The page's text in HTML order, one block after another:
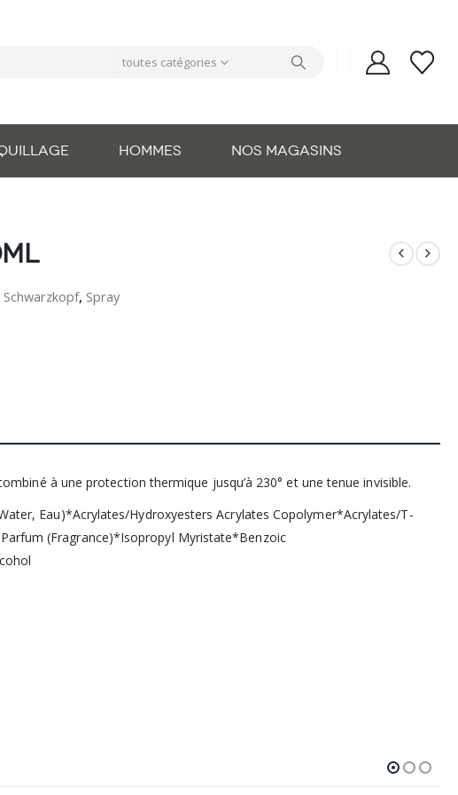
toutes catégories
HOMMES NOS MAGASINS
Schwarzkopf, Spray
à une protection thermique jusqu’à 230° et une tenue invisible.
Eau)*Acrylates/Hydroxyesters Acrylates Copolymer*Acrylates/T-
(Fragrance)*Isopropyl Myristate*Benzoic